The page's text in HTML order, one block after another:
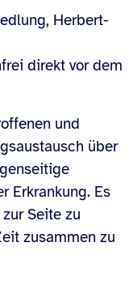
Herbert-
direkt vor dem
und
über
Erkrankung. Es
Seite zu
zusammen zu